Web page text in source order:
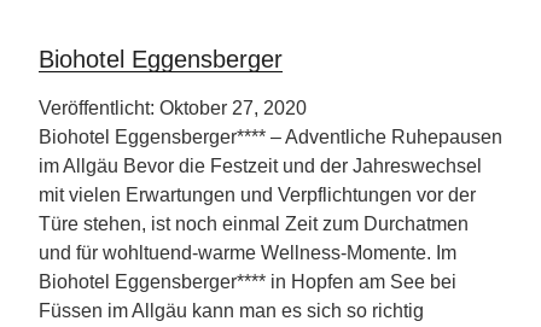
Biohotel Eggensberger
Veröffentlicht: Oktober 27, 2020
Biohotel Eggensberger**** – Adventliche Ruhepausen
im Allgäu Bevor die Festzeit und der Jahreswechsel
mit vielen Erwartungen und Verpflichtungen vor der
Türe stehen, ist noch einmal Zeit zum Durchatmen
und für wohltuend-warme Wellness-Momente. Im
Biohotel Eggensberger**** in Hopfen am See bei
Füssen im Allgäu kann man es sich so richtig